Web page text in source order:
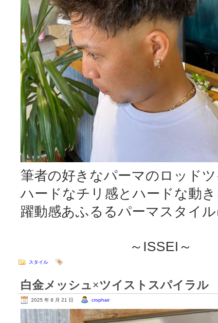
筆者の好きなパーマのロッド
ハードなチリ感とハードな動
躍動感あふるるパーマスタイル
～ISSEI～
スタイル
白金メッシュ×ツイストスパイラル
2025 年 8 月 21 日 crophair